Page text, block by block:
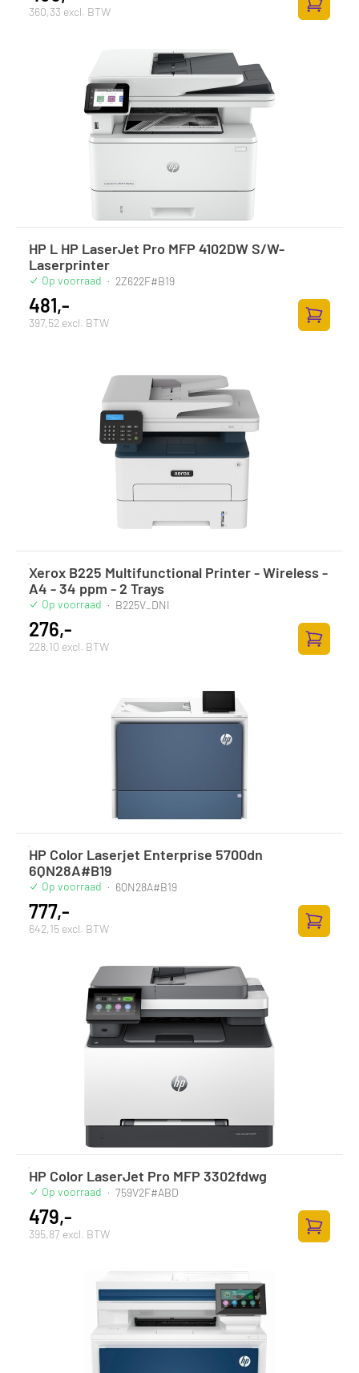
360,33 excl. BTW
Zum
HP L HP LaserJet Pro MFP 4102DW S/W-
Laserprinter
Op voorraad · 2Z622F#B19
481,-
397,52 excl. BTW
Zum
Xerox B225 Multifunctional Printer - Wireless -
A4 - 34 ppm - 2 Trays
Op voorraad · B225V_DNI
276,-
228,10 excl. BTW
Zum
HP Color Laserjet Enterprise 5700dn
6QN28A#B19
Op voorraad · 6QN28A#B19
777,-
642,15 excl. BTW
Zum
HP Color LaserJet Pro MFP 3302fdwg
Op voorraad · 759V2F#ABD
479,-
395,87 excl. BTW
Zum